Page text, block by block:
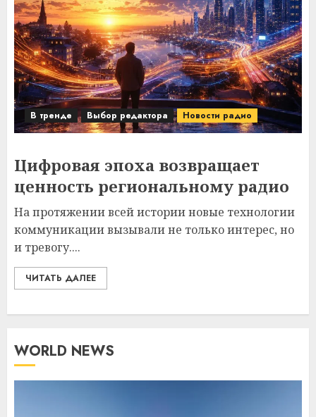
В тренде Выбор редактора Новости радио
Цифровая эпоха возвращает
ценность региональному радио
На протяжении всей истории новые технологии
коммуникации вызывали не только интерес, но
и тревогу....
ЧИТАТЬ ДАЛЕЕ
WORLD NEWS